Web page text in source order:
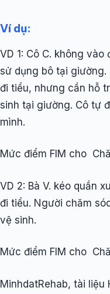
Ví dụ:
VD 1: Cô C. không
sử dụng bô tại giường.
đi tiểu, nhưng cần hỗ
sinh tại giường. Cô tự
mình.
Mức điểm FIM cho
VD 2: Bà V. kéo quần
đi tiểu. Người chăm
vệ sinh.
Mức điểm FIM cho
MinhdatRehab, tài liệu